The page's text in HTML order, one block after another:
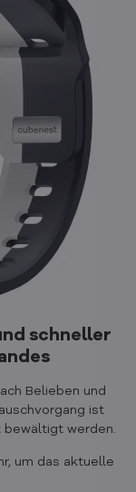
schneller
Belieben und
ist
bewältigt werden.
um das aktuelle